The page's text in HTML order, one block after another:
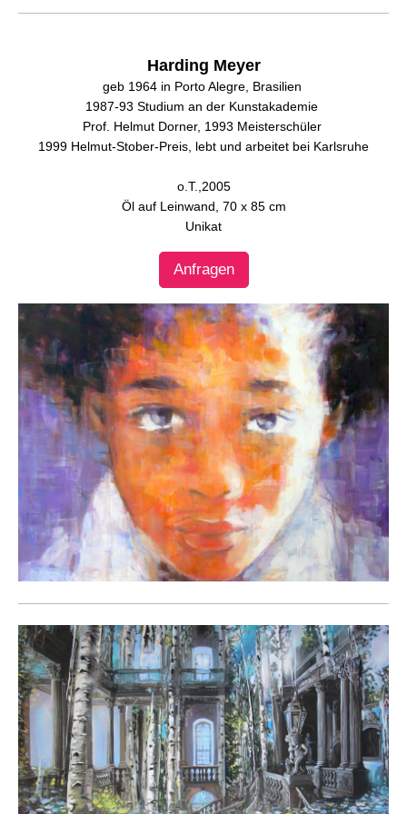
Harding Meyer
geb 1964 in Porto Alegre, Brasilien
1987-93 Studium an der Kunstakademie
Prof. Helmut Dorner, 1993 Meisterschüler
1999 Helmut-Stober-Preis, lebt und arbeitet bei Karlsruhe
o.T., 2005
Öl auf Leinwand, 70 x 85 cm
Unikat
Anfragen